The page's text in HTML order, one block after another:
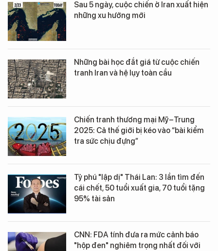
Sau 5 ngày, cuộc chiến ở Iran xuất hiện
những xu hướng mới
Những bài học đắt giá từ cuộc chiến
tranh Iran và hệ lụy toàn cầu
Chiến tranh thương mại Mỹ–Trung
2025: Cả thế giới bị kéo vào “bài kiểm
tra sức chịu đựng”
Tỷ phú "lập dị" Thái Lan: 3 lần tìm đến
cái chết, 50 tuổi xuất gia, 70 tuổi tặng
95% tài sản
CNN: FDA tính đưa ra mức cảnh báo
"hộp đen" nghiêm trọng nhất đối với